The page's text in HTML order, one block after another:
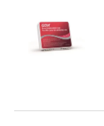
delle
ferite
e